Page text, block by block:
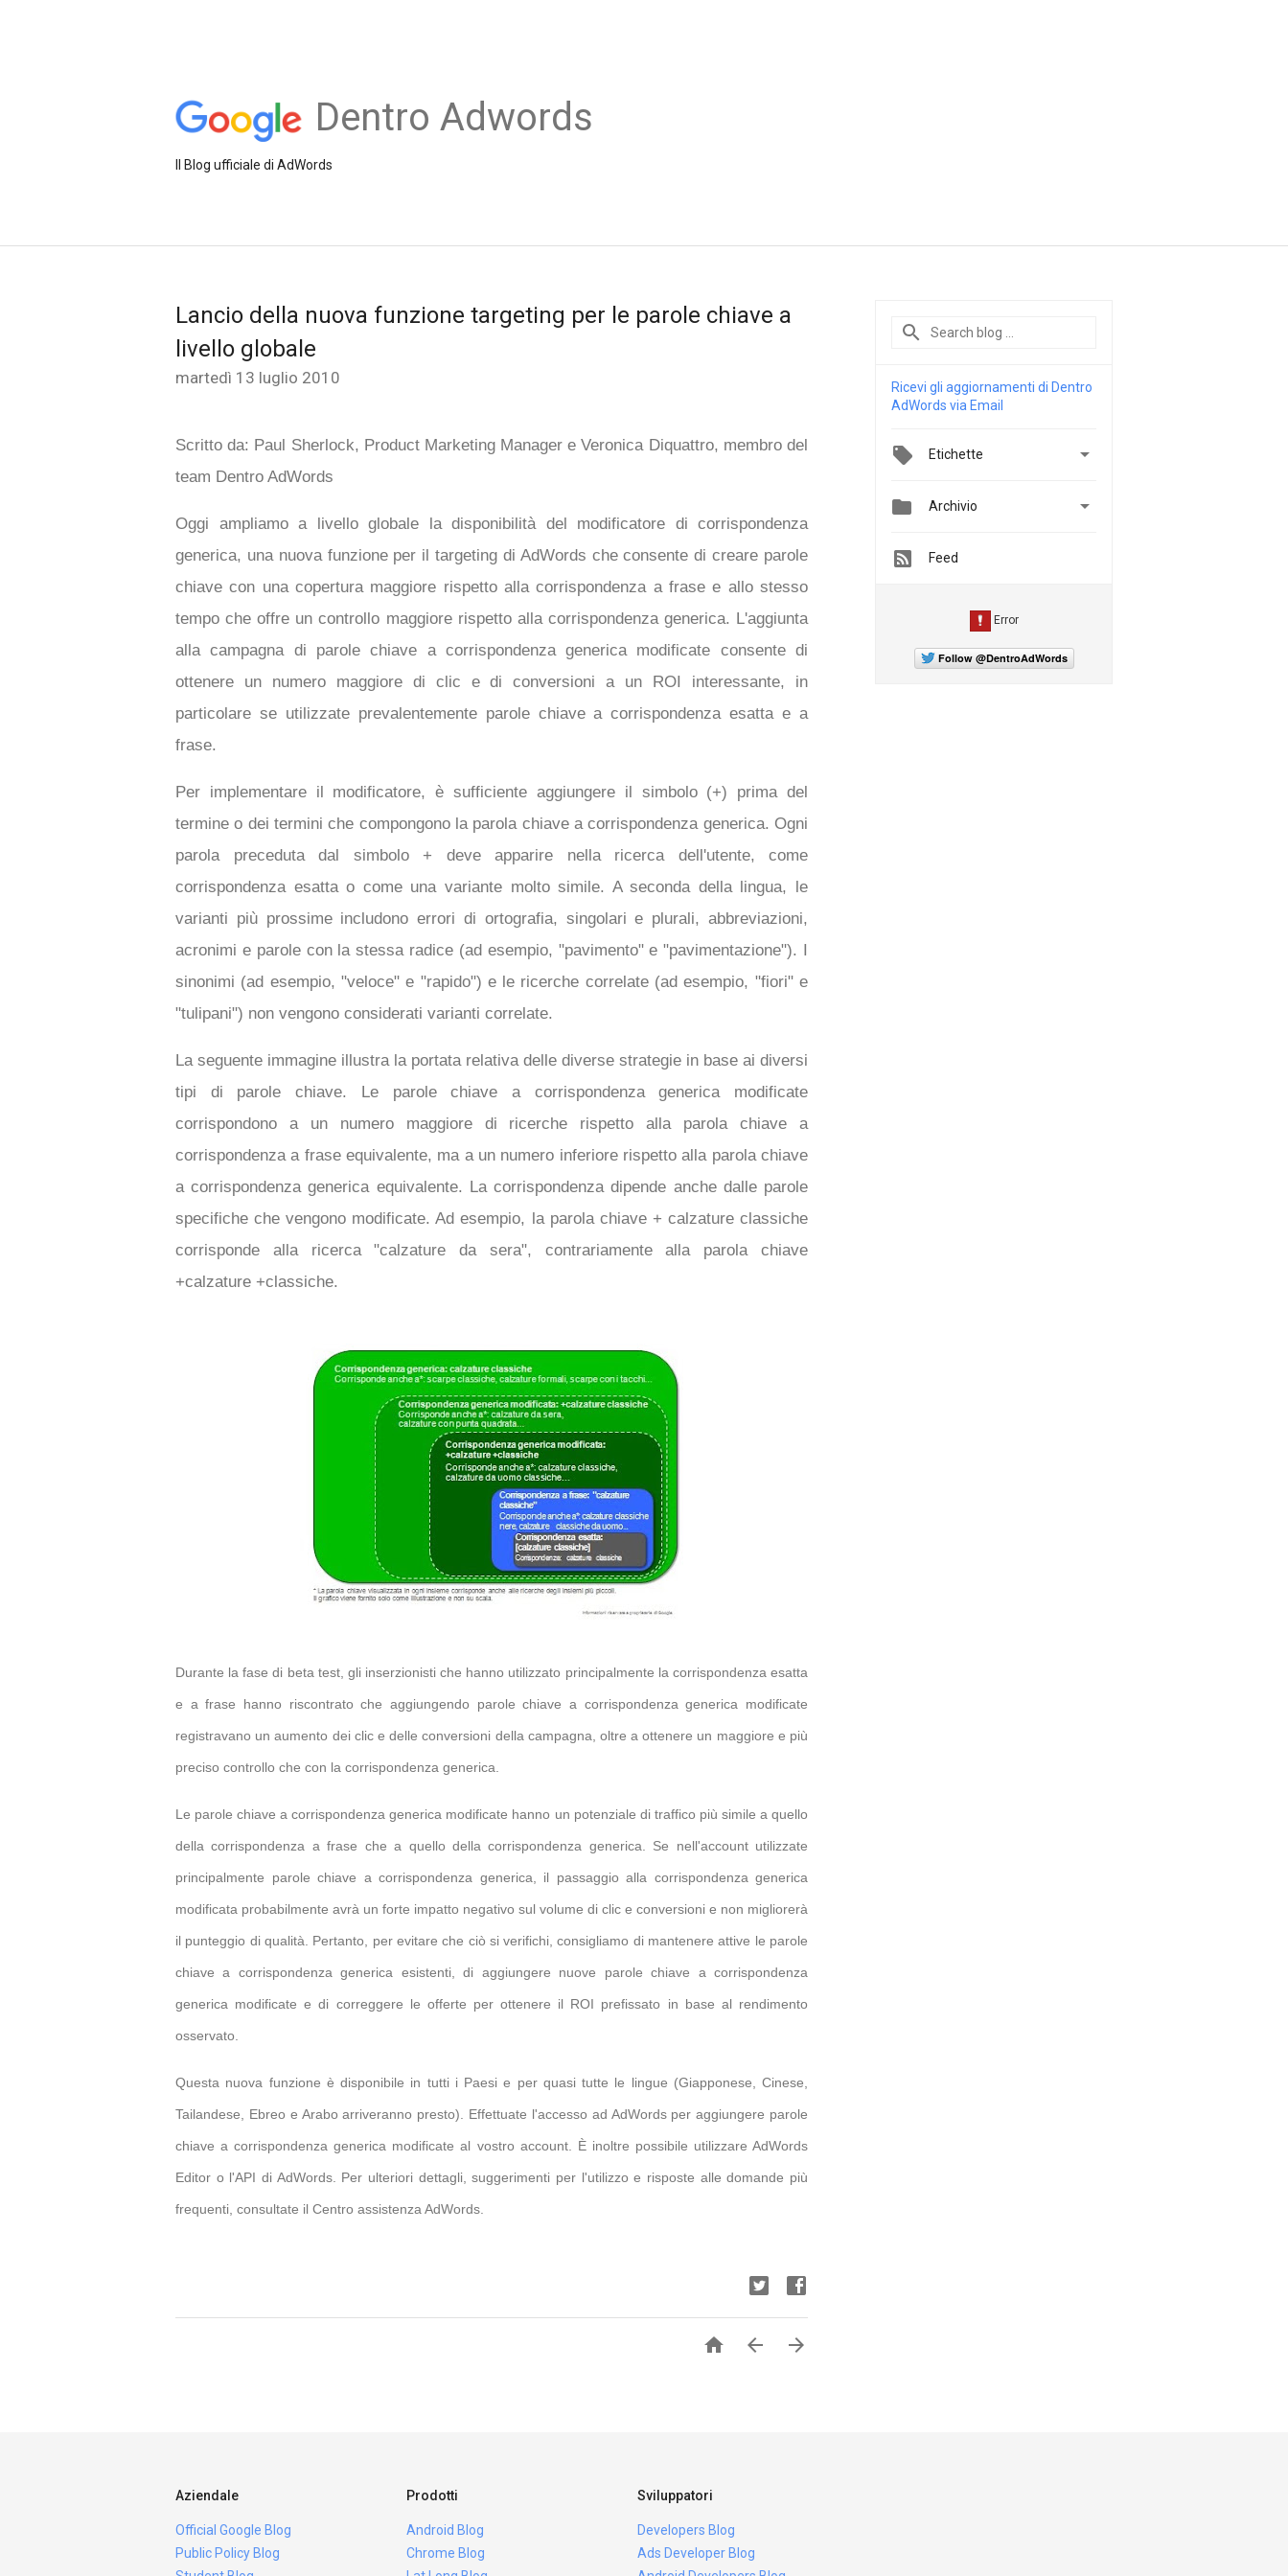
Dentro Adwords
Il Blog ufficiale di AdWords
Lancio della nuova funzione targeting per le parole chiave a
livello globale
martedì 13 luglio 2010
Scritto da: Paul Sherlock, Product Marketing Manager e Veronica Diquattro, membro del
team Dentro AdWords
Oggi ampliamo a livello globale la disponibilità del modificatore di corrispondenza
generica, una nuova funzione per il targeting di AdWords che consente di creare parole
chiave con una copertura maggiore rispetto alla corrispondenza a frase e allo stesso
tempo che offre un controllo maggiore rispetto alla corrispondenza generica. L'aggiunta
alla campagna di parole chiave a corrispondenza generica modificate consente di
ottenere un numero maggiore di clic e di conversioni a un ROI interessante, in
particolare se utilizzate prevalentemente parole chiave a corrispondenza esatta e a
frase.
Per implementare il modificatore, è sufficiente aggiungere il simbolo (+) prima del
termine o dei termini che compongono la parola chiave a corrispondenza generica. Ogni
parola preceduta dal simbolo + deve apparire nella ricerca dell'utente, come
corrispondenza esatta o come una variante molto simile. A seconda della lingua, le
varianti più prossime includono errori di ortografia, singolari e plurali, abbreviazioni,
acronimi e parole con la stessa radice (ad esempio, "pavimento" e "pavimentazione"). I
sinonimi (ad esempio, "veloce" e "rapido") e le ricerche correlate (ad esempio, "fiori" e
"tulipani") non vengono considerati varianti correlate.
La seguente immagine illustra la portata relativa delle diverse strategie in base ai diversi
tipi di parole chiave. Le parole chiave a corrispondenza generica modificate
corrispondono a un numero maggiore di ricerche rispetto alla parola chiave a
corrispondenza a frase equivalente, ma a un numero inferiore rispetto alla parola chiave
a corrispondenza generica equivalente. La corrispondenza dipende anche dalle parole
specifiche che vengono modificate. Ad esempio, la parola chiave + calzature classiche
corrisponde alla ricerca "calzature da sera", contrariamente alla parola chiave
+calzature +classiche.
Durante la fase di beta test, gli inserzionisti che hanno utilizzato principalmente la corrispondenza esatta
e a frase hanno riscontrato che aggiungendo parole chiave a corrispondenza generica modificate
registravano un aumento dei clic e delle conversioni della campagna, oltre a ottenere un maggiore e più
preciso controllo che con la corrispondenza generica.
Le parole chiave a corrispondenza generica modificate hanno un potenziale di traffico più simile a quello
della corrispondenza a frase che a quello della corrispondenza generica. Se nell'account utilizzate
principalmente parole chiave a corrispondenza generica, il passaggio alla corrispondenza generica
modificata probabilmente avrà un forte impatto negativo sul volume di clic e conversioni e non migliorerà
il punteggio di qualità. Pertanto, per evitare che ciò si verifichi, consigliamo di mantenere attive le parole
chiave a corrispondenza generica esistenti, di aggiungere nuove parole chiave a corrispondenza
generica modificate e di correggere le offerte per ottenere il ROI prefissato in base al rendimento
osservato.
Questa nuova funzione è disponibile in tutti i Paesi e per quasi tutte le lingue (Giapponese, Cinese,
Tailandese, Ebreo e Arabo arriveranno presto). Effettuate l'accesso ad AdWords per aggiungere parole
chiave a corrispondenza generica modificate al vostro account. È inoltre possibile utilizzare AdWords
Editor o l'API di AdWords. Per ulteriori dettagli, suggerimenti per l'utilizzo e risposte alle domande più
frequenti, consultate il Centro assistenza AdWords.
  
Ricevi gli aggiornamenti di Dentro
AdWords via Email
Etichette 
 Archivio 
Feed
Follow @DentroAdWords
Aziendale
Official Google Blog
Public Policy Blog
Prodotti
Android Blog
Chrome Blog
Sviluppatori
Developers Blog
Ads Developer Blog